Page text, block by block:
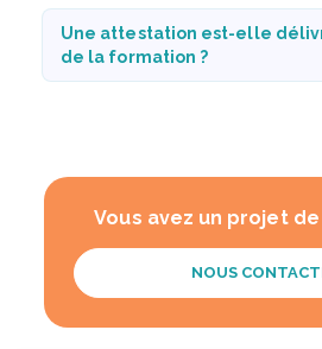
Une attestation est-elle
de la formation ?
Vous avez un projet
NOUS